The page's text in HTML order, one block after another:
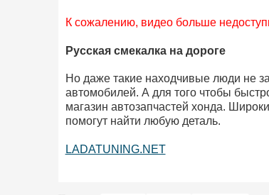
К сожалению, видео больше
Русская смекалка на дороге
Но даже такие находчивые люди не
автомобилей. А для того чтобы
магазин автозапчастей хонда.
помогут найти любую деталь.
LADATUNING.NET